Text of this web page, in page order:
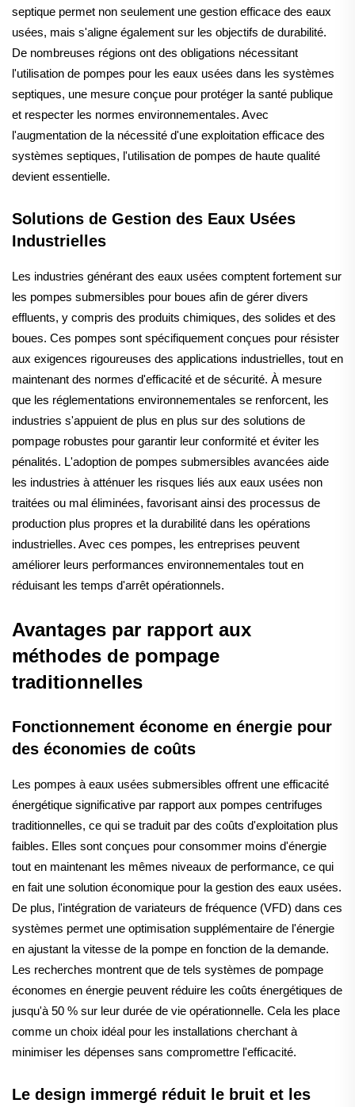
septique permet non seulement une gestion efficace des eaux
usées, mais s'aligne également sur les objectifs de durabilité.
De nombreuses régions ont des obligations nécessitant
l'utilisation de pompes pour les eaux usées dans les systèmes
septiques, une mesure conçue pour protéger la santé publique
et respecter les normes environnementales. Avec
l'augmentation de la nécessité d'une exploitation efficace des
systèmes septiques, l'utilisation de pompes de haute qualité
devient essentielle.
Solutions de Gestion des Eaux Usées
Industrielles
Les industries générant des eaux usées comptent fortement sur
les pompes submersibles pour boues afin de gérer divers
effluents, y compris des produits chimiques, des solides et des
boues. Ces pompes sont spécifiquement conçues pour résister
aux exigences rigoureuses des applications industrielles, tout en
maintenant des normes d'efficacité et de sécurité. À mesure
que les réglementations environnementales se renforcent, les
industries s'appuient de plus en plus sur des solutions de
pompage robustes pour garantir leur conformité et éviter les
pénalités. L'adoption de pompes submersibles avancées aide
les industries à atténuer les risques liés aux eaux usées non
traitées ou mal éliminées, favorisant ainsi des processus de
production plus propres et la durabilité dans les opérations
industrielles. Avec ces pompes, les entreprises peuvent
améliorer leurs performances environnementales tout en
réduisant les temps d'arrêt opérationnels.
Avantages par rapport aux
méthodes de pompage
traditionnelles
Fonctionnement économe en énergie pour
des économies de coûts
Les pompes à eaux usées submersibles offrent une efficacité
énergétique significative par rapport aux pompes centrifuges
traditionnelles, ce qui se traduit par des coûts d'exploitation plus
faibles. Elles sont conçues pour consommer moins d'énergie
tout en maintenant les mêmes niveaux de performance, ce qui
en fait une solution économique pour la gestion des eaux usées.
De plus, l'intégration de variateurs de fréquence (VFD) dans ces
systèmes permet une optimisation supplémentaire de l'énergie
en ajustant la vitesse de la pompe en fonction de la demande.
Les recherches montrent que de tels systèmes de pompage
économes en énergie peuvent réduire les coûts énergétiques de
jusqu'à 50 % sur leur durée de vie opérationnelle. Cela les place
comme un choix idéal pour les installations cherchant à
minimiser les dépenses sans compromettre l'efficacité.
Le design immergé réduit le bruit et les